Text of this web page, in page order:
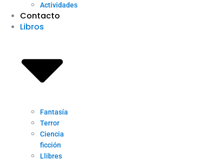
Actividades
Contacto
Libros
Fantasía
Terror
Ciencia
ficción
Llibres